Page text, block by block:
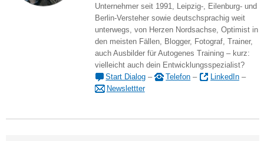
Unternehmer seit 1991, Leipzig-, Eilenburg- und
Berlin-Versteher sowie deutschsprachig weit
unterwegs, von Herzen Nordsachse, Optimist in
den meisten Fällen, Blogger, Fotograf, Trainer,
auch Ausbilder für Autogenes Training – kurz:
vielleicht auch dein Entwicklungsspezialist?
Start Dialog – Telefon – LinkedIn –
Newslettter